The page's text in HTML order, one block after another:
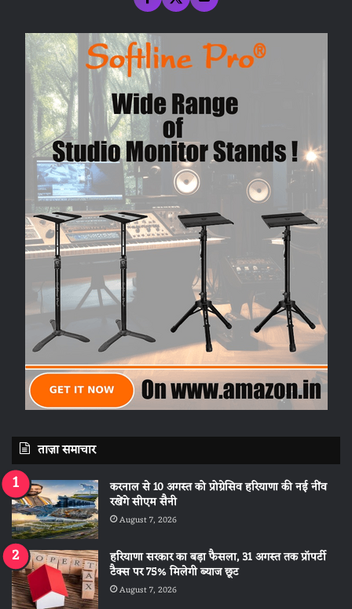
ताज़ा समाचार
करनाल से 10 अगस्त को प्रोग्रेसिव हरियाणा की नई नींव
रखेंगे सीएम सैनी
August 7, 2026
हरियाणा सरकार का बड़ा फैसला, 31 अगस्त तक प्रॉपर्टी
टैक्स पर 75% मिलेगी ब्याज छूट
August 7, 2026